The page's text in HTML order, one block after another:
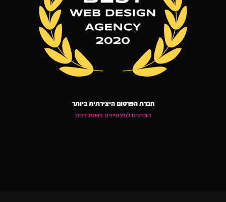
חברת הפרסום היצירתית ביותר
הוכתרנו למצטיינים בשנת 2022